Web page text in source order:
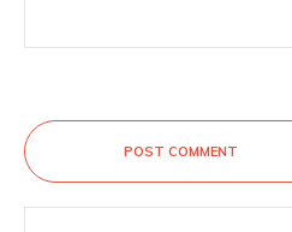
POST COMMENT